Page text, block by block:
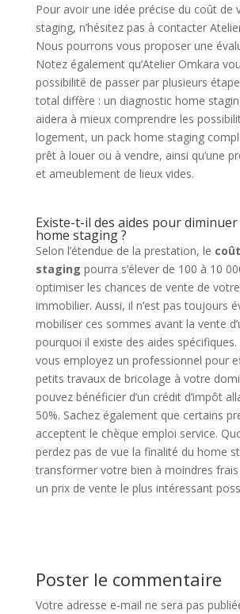
Pour avoir une idée précise du coût de
staging, n’hésitez pas à contacter
Nous pourrons vous proposer une
Notez également qu’Atelier Omkara
possibilité de passer par plusieurs
total diffère : un diagnostic home
aidera à mieux comprendre les
logement, un pack home staging
prêt à louer ou à vendre, ainsi qu’une
et ameublement de lieux vides.
Existe-t-il des aides pour
home staging ?
Selon l’étendue de la prestation, le
staging pourra s’élever de 100 à 10
optimiser les chances de vente de
immobilier. Aussi, il n’est pas toujours
mobiliser ces sommes avant la vente
pourquoi il existe des aides
vous employez un professionnel pour
petits travaux de bricolage à votre
pouvez bénéficier d’un crédit d’impôt
50%. Sachez également que certains
acceptent le chèque emploi service.
perdez pas de vue la finalité du home
transformer votre bien à moindres
un prix de vente le plus intéressant
Poster le commentaire
Votre adresse e-mail ne sera pas